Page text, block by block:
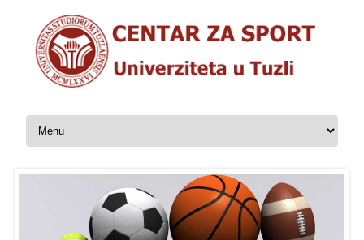
Skip to content